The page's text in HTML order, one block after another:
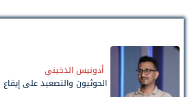
أدونيس الدخيني
الحوثيون والتصعيد على